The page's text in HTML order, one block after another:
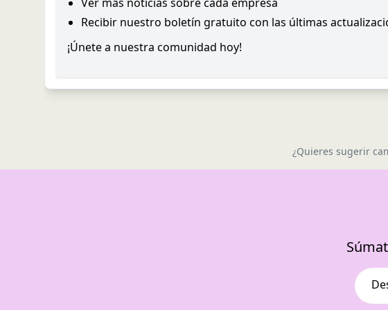
Recibir nuestro boletín gratuito con las últimas
¡Únete a nuestra comunidad hoy!
¿Quieres sugerir